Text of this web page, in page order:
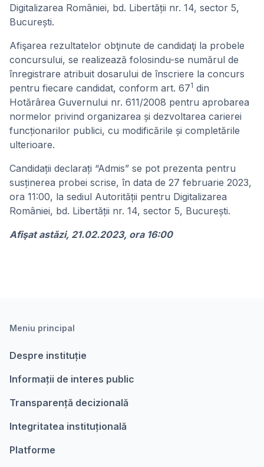
Digitalizarea României, bd. Libertății nr. 14, sector 5,
București.
Afişarea rezultatelor obţinute de candidaţi la probele
concursului, se realizează folosindu-se numărul de
înregistrare atribuit dosarului de înscriere la concurs
pentru fiecare candidat, conform art. 671 din
Hotărârea Guvernului nr. 611/2008 pentru aprobarea
normelor privind organizarea și dezvoltarea carierei
funcționarilor publici, cu modificările și completările
ulterioare.
Candidații declarați “Admis” se pot prezenta pentru
susținerea probei scrise, în data de 27 februarie 2023,
ora 11:00, la sediul Autorității pentru Digitalizarea
României, bd. Libertății nr. 14, sector 5, București.
Afişat astăzi, 21.02.2023, ora 16:00
Meniu principal
Despre instituție
Informații de interes public
Transparență decizională
Integritatea instituțională
Platforme